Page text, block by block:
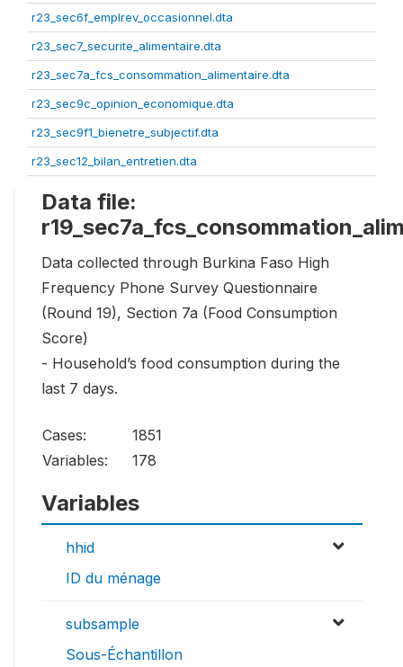
r23_sec6f_emplrev_occasionnel.dta
r23_sec7_securite_alimentaire.dta
r23_sec7a_fcs_consommation_alimentaire.dta
r23_sec9c_opinion_economique.dta
r23_sec9f1_bienetre_subjectif.dta
r23_sec12_bilan_entretien.dta
Data file:
Data collected through Burkina Faso High
Frequency Phone Survey Questionnaire
(Round 19), Section 7a (Food Consumption
Score)
- Household’s food consumption during the
last 7 days.
Cases:
1851
Variables:
178
Variables
hhid
ID du ménage
subsample
Sous-Échantillon